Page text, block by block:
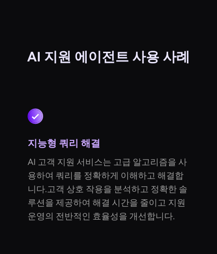
AI 지원 에이전트 사용 사례
지능형 쿼리 해결
AI 고객 지원 서비스는 고급 알고리즘을 사
용하여 쿼리를 정확하게 이해하고 해결합
니다.고객 상호 작용을 분석하고 정확한 솔
루션을 제공하여 해결 시간을 줄이고 지원
운영의 전반적인 효율성을 개선합니다.